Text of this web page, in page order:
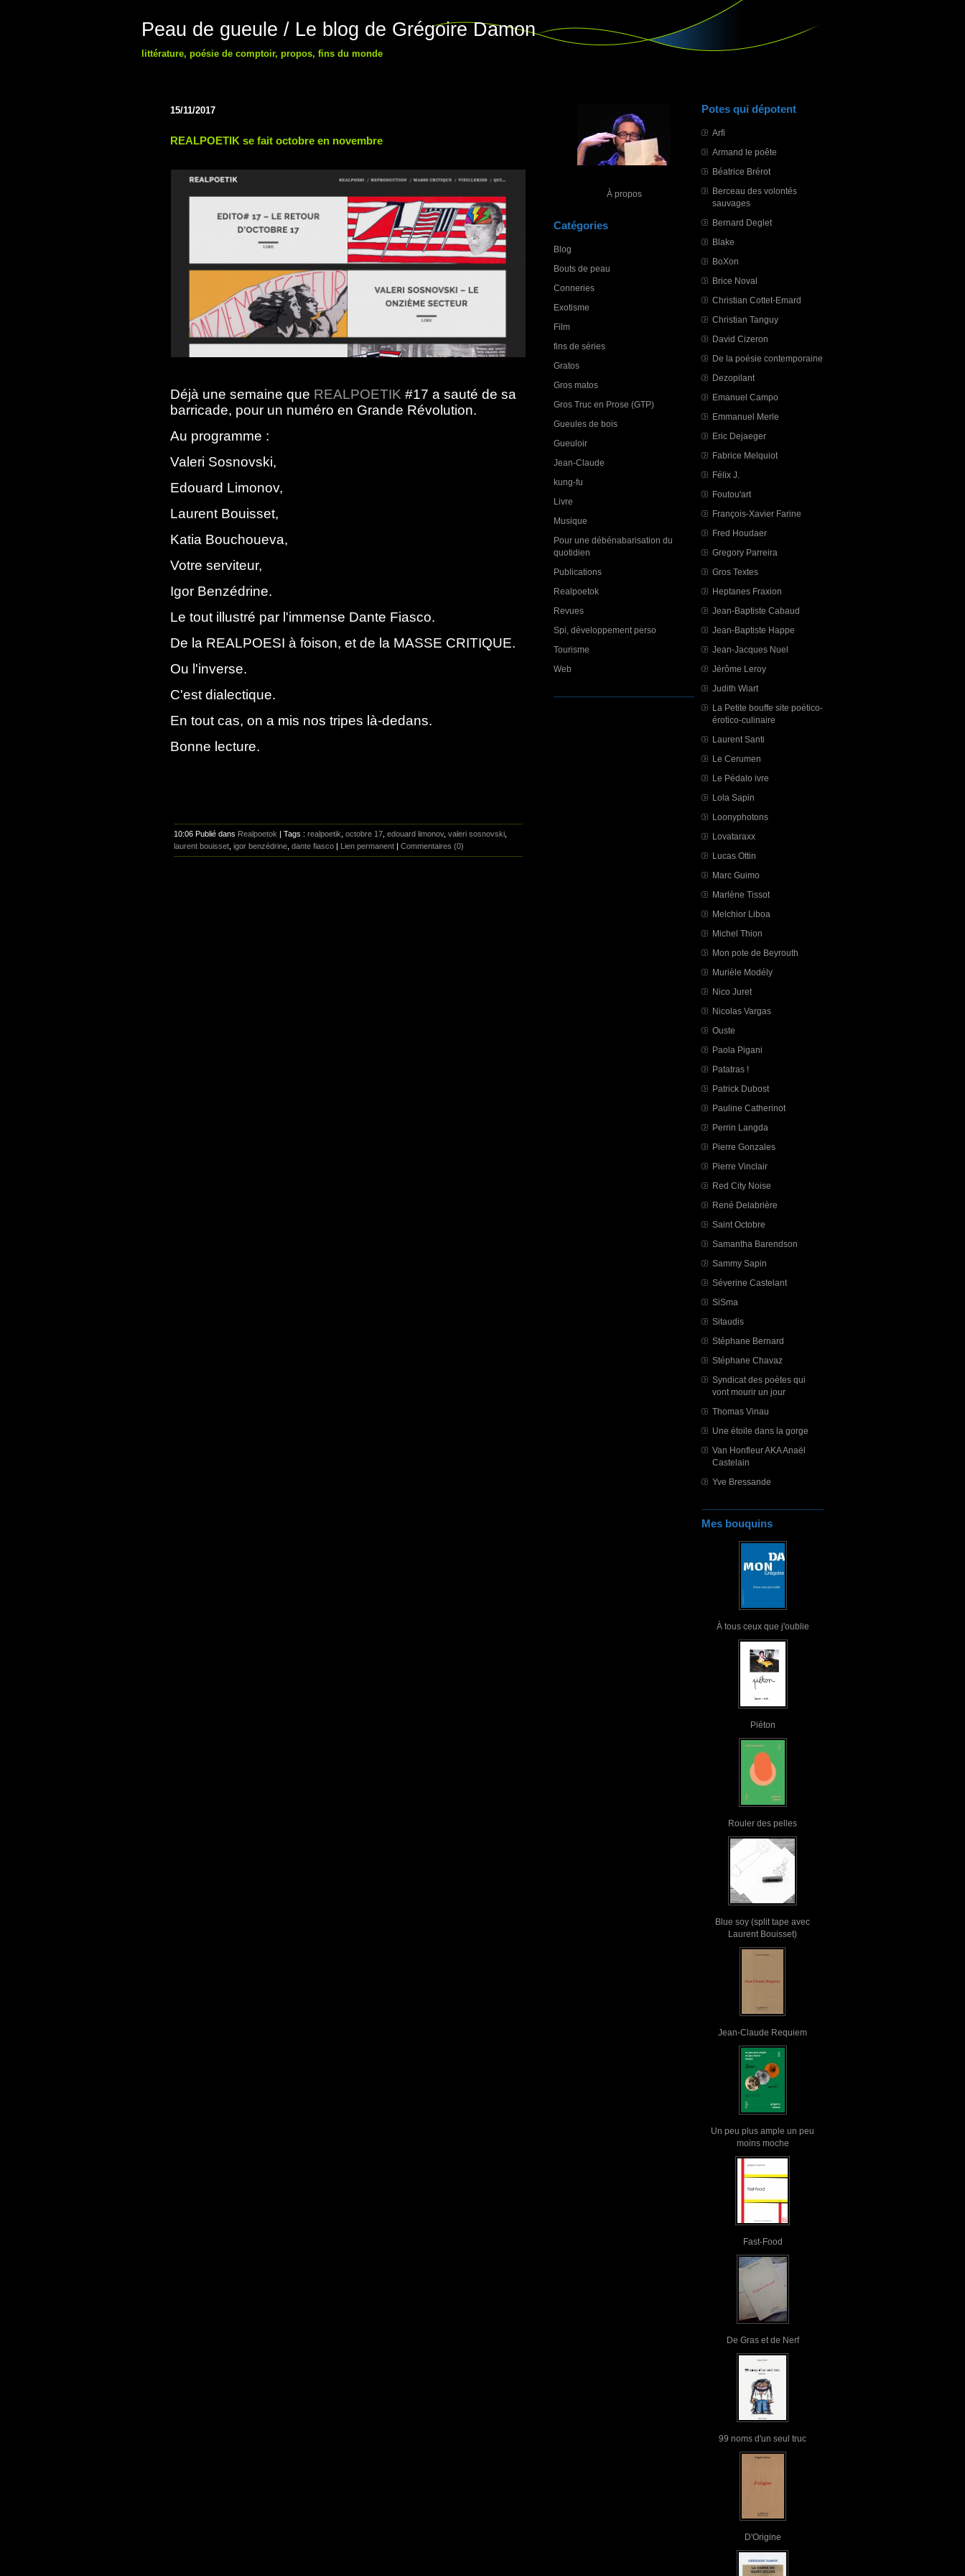
Peau de gueule / Le blog de Grégoire Damon
littérature, poésie de comptoir, propos, fins du monde
Potes qui dépotent
Arfi
Armand le poête
Béatrice Brérot
Berceau des volontés
sauvages
Bernard Deglet
Blake
BoXon
Brice Noval
Christian Cottet-Emard
Christian Tanguy
David Cizeron
De la poésie contemporaine
Dezopilant
Emanuel Campo
Emmanuel Merle
Eric Dejaeger
Fabrice Melquiot
Félix J.
Foutou'art
François-Xavier Farine
Fred Houdaer
Gregory Parreira
Gros Textes
Heptanes Fraxion
Jean-Baptiste Cabaud
Jean-Baptiste Happe
Jean-Jacques Nuel
Jérôme Leroy
Judith Wiart
La Petite bouffe site poético-
érotico-culinaire
Laurent Santi
Le Cerumen
Le Pédalo ivre
Lola Sapin
Loonyphotons
Lovataraxx
Lucas Ottin
Marc Guimo
Marlène Tissot
Melchior Liboa
Michel Thion
Mon pote de Beyrouth
Murièle Modély
Nico Juret
Nicolas Vargas
Ouste
Paola Pigani
Patatras !
Patrick Dubost
Pauline Catherinot
Perrin Langda
Pierre Gonzales
Pierre Vinclair
Red City Noise
René Delabrière
Saint Octobre
Samantha Barendson
Sammy Sapin
Séverine Castelant
SiSma
Sitaudis
Stéphane Bernard
Stéphane Chavaz
Syndicat des poètes qui
vont mourir un jour
Thomas Vinau
Une étoile dans la gorge
Van Honfleur AKA Anaël
Castelain
Yve Bressande
Mes bouquins
À tous ceux que j'oublie
Piéton
Rouler des pelles
Blue soy (split tape avec
Laurent Bouisset)
Jean-Claude Requiem
Un peu plus ample un peu
moins moche
Fast-Food
De Gras et de Nerf
99 noms d'un seul truc
D'Origine
À propos
Catégories
Blog
Bouts de peau
Conneries
Exotisme
Film
fins de séries
Gratos
Gros matos
Gros Truc en Prose (GTP)
Gueules de bois
Gueuloir
Jean-Claude
kung-fu
Livre
Musique
Pour une débénabarisation du
quotidien
Publications
Realpoetok
Revues
Spi, développement perso
Tourisme
Web
15/11/2017
REALPOETIK se fait octobre en novembre
Déjà une semaine que REALPOETIK #17 a sauté de sa
barricade, pour un numéro en Grande Révolution.
Au programme :
Valeri Sosnovski,
Edouard Limonov,
Laurent Bouisset,
Katia Bouchoueva,
Votre serviteur,
Igor Benzédrine.
Le tout illustré par l'immense Dante Fiasco.
De la REALPOESI à foison, et de la MASSE CRITIQUE.
Ou l'inverse.
C'est dialectique.
En tout cas, on a mis nos tripes là-dedans.
Bonne lecture.
10:06 Publié dans Realpoetok | Tags : realpoetik octobre 17 edouard limonov, valeri sosnovski
laurent bouisset igor benzédrine dante fiasco | Lien permanent | Commentaires (0)